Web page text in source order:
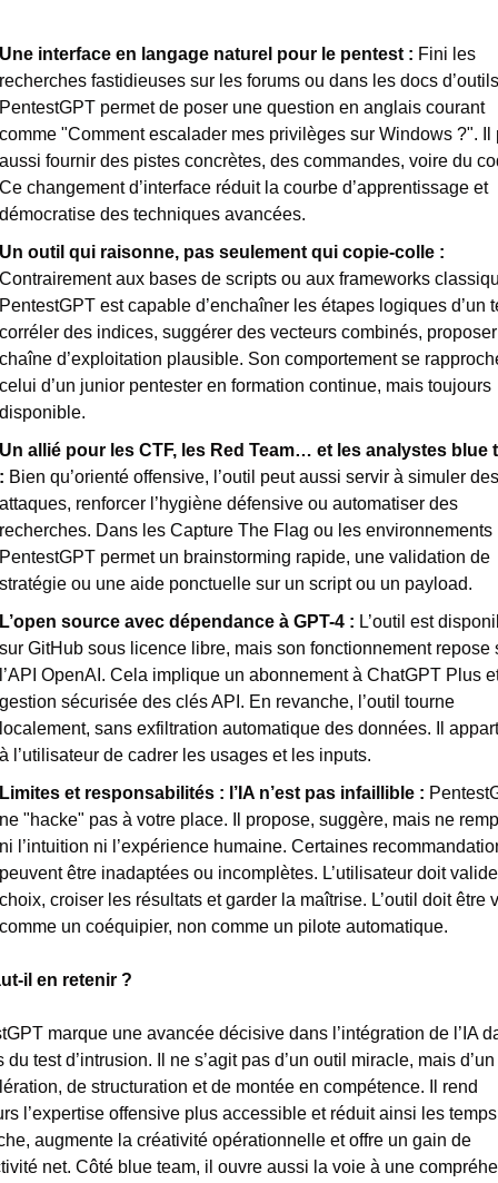
Une interface en langage naturel pour le pentest : Fini les
recherches fastidieuses sur les forums ou dans les docs
PentestGPT permet de poser une question en anglais courant
comme "Comment escalader mes privilèges sur Windows ?". Il
aussi fournir des pistes concrètes, des commandes, voire du
Ce changement d’interface réduit la courbe d’apprentissage et
démocratise des techniques avancées.
Contrairement aux bases de scripts ou aux frameworks
PentestGPT est capable d’enchaîner les étapes logiques d’un
corréler des indices, suggérer des vecteurs combinés,
chaîne d’exploitation plausible. Son comportement se
celui d’un junior pentester en formation continue, mais toujours
disponible.
Un allié pour les CTF, les Red Team… et les analystes blue
: Bien qu’orienté offensive, l’outil peut aussi servir à simuler des
attaques, renforcer l’hygiène défensive ou automatiser des
recherches. Dans les Capture The Flag ou les environnements
PentestGPT permet un brainstorming rapide, une validation de
stratégie ou une aide ponctuelle sur un script ou un payload.
L’open source avec dépendance à GPT-4 : L’outil est
sur GitHub sous licence libre, mais son fonctionnement repose
l’API OpenAI. Cela implique un abonnement à ChatGPT Plus
gestion sécurisée des clés API. En revanche, l’outil tourne
localement, sans exfiltration automatique des données. Il
à l’utilisateur de cadrer les usages et les inputs.
Limites et responsabilités : l’IA n’est pas infaillible :
ne "hacke" pas à votre place. Il propose, suggère, mais ne
ni l’intuition ni l’expérience humaine. Certaines
peuvent être inadaptées ou incomplètes. L’utilisateur doit
choix, croiser les résultats et garder la maîtrise. L’outil doit être
comme un coéquipier, non comme un pilote automatique.
il en retenir ?
marque une avancée décisive dans l’intégration de l’IA
du test d’intrusion. Il ne s’agit pas d’un outil miracle, mais
de structuration et de montée en compétence. Il rend
l’expertise offensive plus accessible et réduit ainsi les
augmente la créativité opérationnelle et offre un gain de
net. Côté blue team, il ouvre aussi la voie à une